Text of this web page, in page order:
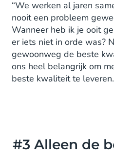
“We werken al jaren
nooit een probleem
Wanneer heb ik je ooit
er iets niet in orde was?
gewoonweg de beste
ons heel belangrijk om
beste kwaliteit te
#3 Alleen de